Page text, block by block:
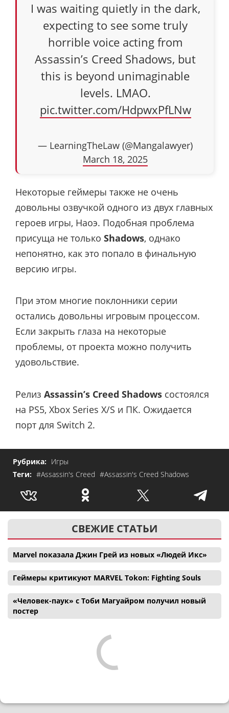
I was waiting quietly in the dark,
expecting to see some truly
horrible voice acting from
Assassin’s Creed Shadows, but
this is beyond unimaginable
levels. LMAO.
pic.twitter.com/HdpwxPfLNw
— LearningTheLaw (@Mangalawyer)
March 18, 2025
Некоторые геймеры также не очень
довольны озвучкой одного из двух главных
героев игры, Наоэ. Подобная проблема
присуща не только Shadows, однако
непонятно, как это попало в финальную
версию игры.
При этом многие поклонники серии
остались довольны игровым процессом.
Если закрыть глаза на некоторые
проблемы, от проекта можно получить
удовольствие.
Релиз Assassin’s Creed Shadows состоялся
на PS5, Xbox Series X/S и ПК. Ожидается
порт для Switch 2.
Рубрика: Игры
Теги: #Assassin's Creed #Assassin's Creed Shadows
СВЕЖИЕ СТАТЬИ
Marvel показала Джин Грей из новых «Людей Икс»
Геймеры критикуют MARVEL Tokon: Fighting Souls
«Человек-паук» с Тоби Магуайром получил новый
постер